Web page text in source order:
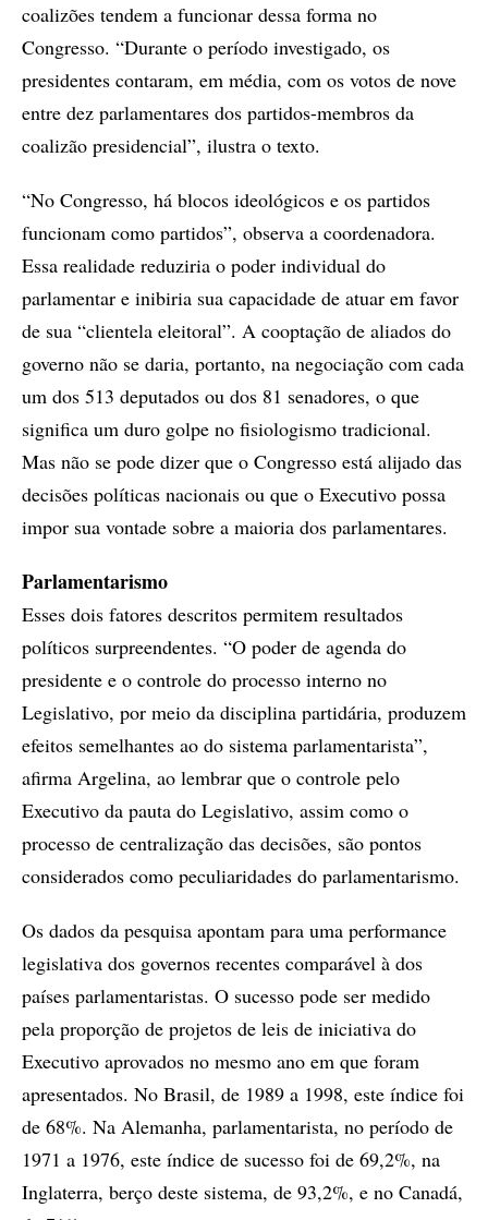
coalizões tendem a funcionar dessa forma no
Congresso. “Durante o período investigado, os
presidentes contaram, em média, com os votos de nove
entre dez parlamentares dos partidos-membros da
coalizão presidencial”, ilustra o texto.
“No Congresso, há blocos ideológicos e os partidos
funcionam como partidos”, observa a coordenadora.
Essa realidade reduziria o poder individual do
parlamentar e inibiria sua capacidade de atuar em favor
de sua “clientela eleitoral”. A cooptação de aliados do
governo não se daria, portanto, na negociação com cada
um dos 513 deputados ou dos 81 senadores, o que
significa um duro golpe no fisiologismo tradicional.
Mas não se pode dizer que o Congresso está alijado das
decisões políticas nacionais ou que o Executivo possa
impor sua vontade sobre a maioria dos parlamentares.
Parlamentarismo
Esses dois fatores descritos permitem resultados
políticos surpreendentes. “O poder de agenda do
presidente e o controle do processo interno no
Legislativo, por meio da disciplina partidária, produzem
efeitos semelhantes ao do sistema parlamentarista”,
afirma Argelina, ao lembrar que o controle pelo
Executivo da pauta do Legislativo, assim como o
processo de centralização das decisões, são pontos
considerados como peculiaridades do parlamentarismo.
Os dados da pesquisa apontam para uma performance
legislativa dos governos recentes comparável à dos
países parlamentaristas. O sucesso pode ser medido
pela proporção de projetos de leis de iniciativa do
Executivo aprovados no mesmo ano em que foram
apresentados. No Brasil, de 1989 a 1998, este índice foi
de 68%. Na Alemanha, parlamentarista, no período de
1971 a 1976, este índice de sucesso foi de 69,2%, na
Inglaterra, berço deste sistema, de 93,2%, e no Canadá,